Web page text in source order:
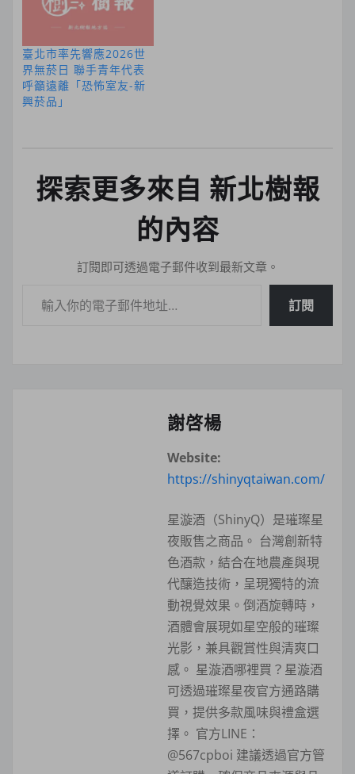
臺北市率先響應2026世
界無菸日 聯手青年代表
呼籲遠離「恐怖室友-新
興菸品」
探索更多來自 新北樹報
的內容
訂閱即可透過電子郵件收到最新文章。
訂閱
謝啓楊
Website:
https://shinyqtaiwan.com/
星漩酒（ShinyQ）是璀璨星
夜販售之商品。 台灣創新特
色酒款，結合在地農產與現
代釀造技術，呈現獨特的流
動視覺效果。倒酒旋轉時，
酒體會展現如星空般的璀璨
光影，兼具觀賞性與清爽口
感。 星漩酒哪裡買？星漩酒
可透過璀璨星夜官方通路購
買，提供多款風味與禮盒選
擇。 官方LINE：
@567cpboi 建議透過官方管